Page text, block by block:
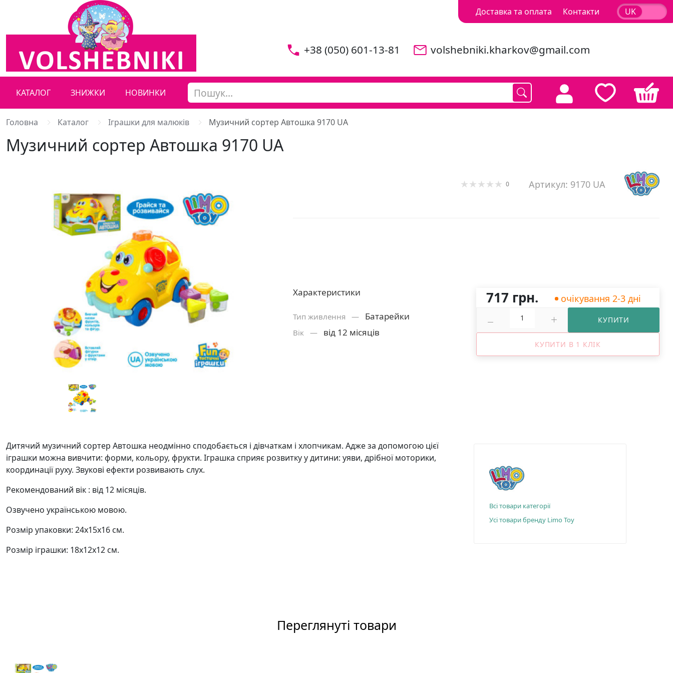
Доставка та оплата Контакти UK
+38 (050) 601-13-81 volshebniki.kharkov@gmail.com
КАТАЛОГ ЗНИЖКИ НОВИНКИ
Головна Каталог Іграшки для малюків Музичний сортер Автошка 9170 UA
Музичний сортер Автошка 9170 UA
0 Артикул: 9170 UA
Характеристики
Тип живлення — Батарейки
Вік — від 12 місяців
717 грн. очікування 2-3 дні
КУПИТИ
КУПИТИ В 1 КЛІК
Дитячий музичний сортер Автошка неодмінно сподобається і дівчаткам і хлопчикам. Адже за допомогою цієї
іграшки можна вивчити: форми, кольору, фрукти. Іграшка сприяє розвитку у дитини: уяви, дрібної моторики,
координації руху. Звукові ефекти розвивають слух.
Рекомендований вік : від 12 місяців.
Озвучено українською мовою.
Розмір упаковки: 24х15х16 см.
Розмір іграшки: 18х12х12 см.
Всі товари категорії
Усі товари бренду Limo Toy
Переглянуті товари